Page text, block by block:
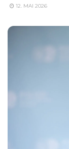
12. MAI 2026